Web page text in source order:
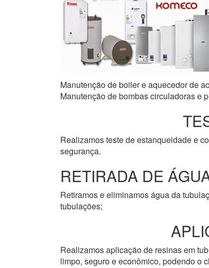
Manutenção de boiler e aquecedor de
Manutenção de bombas circuladoras e
Realizamos teste de estanqueidade e
segurança.
RETIRADA DE
Retiramos e eliminamos água da
tubulações;
Realizamos aplicação de resinas em
limpo, seguro e econômico, podendo o